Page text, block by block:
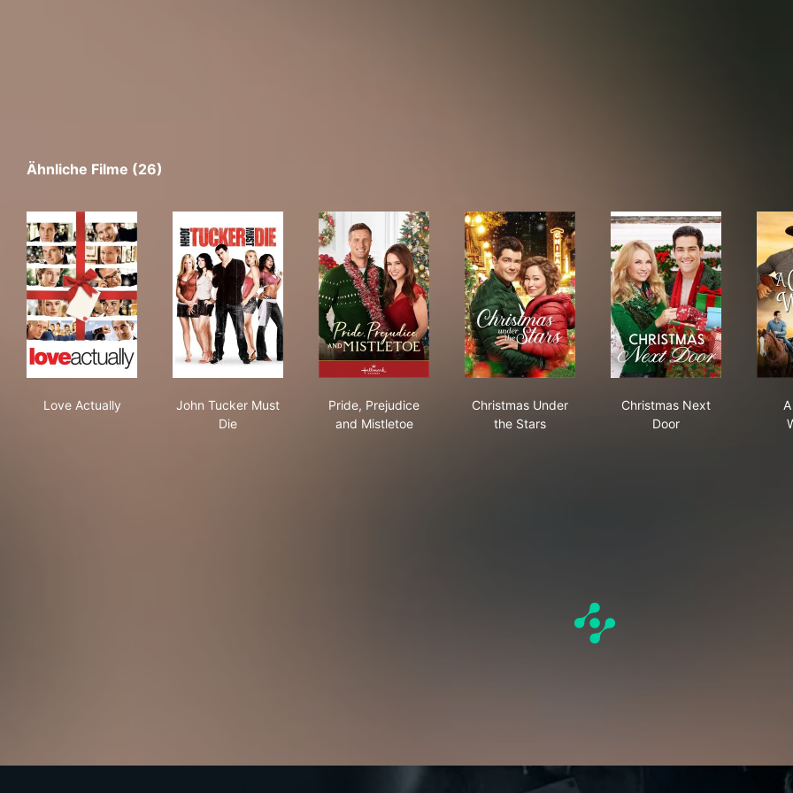
Ähnliche Filme (26)
Love Actually
John Tucker Must
Die
Pride, Prejudice
and Mistletoe
Christmas Under
the Stars
Christmas Next
Door